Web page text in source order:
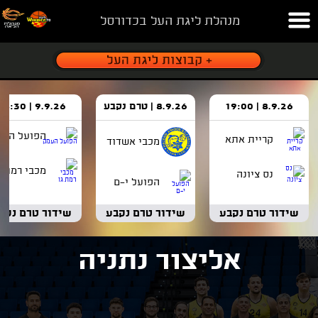
מנהלת ליגת העל בכדורסל
8.9.26 | 19:00
קריית אתא
נס ציונה
שידור טרם נקבע
8.9.26 | טרם נקבע
מכבי אשדוד
הפועל י-ם
שידור טרם נקבע
9.9.26 | 18:30
הפועל
מכבי רמת
שידור טרם
אליצור נתניה